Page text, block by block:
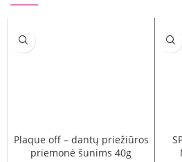
Plaque off – dantų priežiūros
priemonė šunims 40g